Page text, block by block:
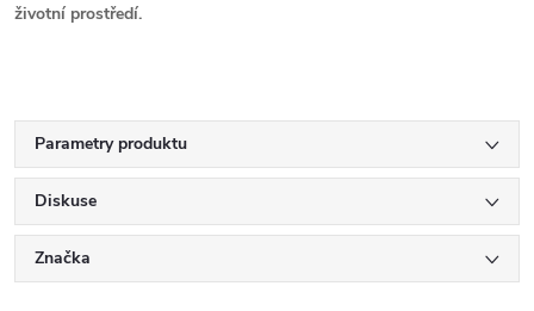
životní prostředí.
Parametry produktu
Diskuse
Značka